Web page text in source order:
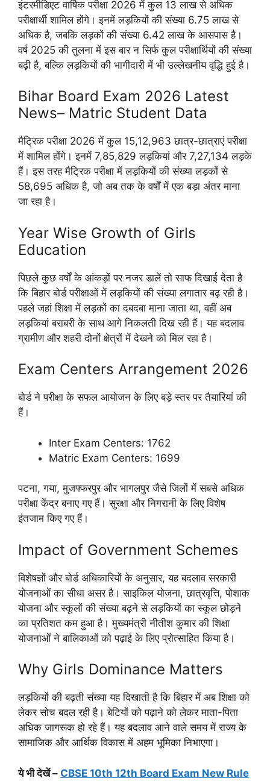
इंटरमीडिएट वार्षिक परीक्षा 2026 में कुल 13 लाख से अधिक
परीक्षार्थी शामिल होंगे। इनमें लड़कियों की संख्या 6.75 लाख से
अधिक है, जबकि लड़कों की संख्या 6.42 लाख के आसपास है।
वर्ष 2025 की तुलना में इस बार न सिर्फ कुल परीक्षार्थियों की संख्या
बढ़ी है, बल्कि लड़कियों की भागीदारी में भी उल्लेखनीय वृद्धि हुई है।
Bihar Board Exam 2026 Latest
News– Matric Student Data
मैट्रिक परीक्षा 2026 में कुल 15,12,963 छात्र-छात्राएं परीक्षा
में शामिल होंगे। इनमें 7,85,829 लड़कियां और 7,27,134 लड़के
हैं। इस तरह मैट्रिक परीक्षा में लड़कियों की संख्या लड़कों से
58,695 अधिक है, जो अब तक के वर्षों में एक बड़ा अंतर माना
जा रहा है।
Year Wise Growth of Girls
Education
पिछले कुछ वर्षों के आंकड़ों पर नजर डालें तो साफ दिखाई देता है
कि बिहार बोर्ड परीक्षाओं में लड़कियों की संख्या लगातार बढ़ रही है।
पहले जहां शिक्षा में लड़कों का दबदबा माना जाता था, वहीं अब
लड़कियां बराबरी के साथ आगे निकलती दिख रही हैं। यह बदलाव
ग्रामीण और शहरी दोनों क्षेत्रों में देखने को मिल रहा है।
Exam Centers Arrangement 2026
बोर्ड ने परीक्षा के सफल आयोजन के लिए बड़े स्तर पर तैयारियां की
हैं।
Inter Exam Centers: 1762
Matric Exam Centers: 1699
पटना, गया, मुजफ्फरपुर और भागलपुर जैसे जिलों में सबसे अधिक
परीक्षा केंद्र बनाए गए हैं। सुरक्षा और निगरानी के लिए विशेष
इंतजाम किए गए हैं।
Impact of Government Schemes
विशेषज्ञों और बोर्ड अधिकारियों के अनुसार, यह बदलाव सरकारी
योजनाओं का सीधा असर है। साइकिल योजना, छात्रवृत्ति, पोशाक
योजना और स्कूलों की संख्या बढ़ने से लड़कियों का स्कूल छोड़ने
का प्रतिशत कम हुआ है। मुख्यमंत्री नीतीश कुमार की शिक्षा
योजनाओं ने बालिकाओं को पढ़ाई के लिए प्रोत्साहित किया है।
Why Girls Dominance Matters
लड़कियों की बढ़ती संख्या यह दिखाती है कि बिहार में अब शिक्षा को
लेकर सोच बदल रही है। बेटियों को पढ़ाने को लेकर माता-पिता
अधिक जागरूक हो रहे हैं। यह बदलाव आने वाले समय में राज्य के
सामाजिक और आर्थिक विकास में अहम भूमिका निभाएगा।
ये भी देखें – CBSE 10th 12th Board Exam New Rule